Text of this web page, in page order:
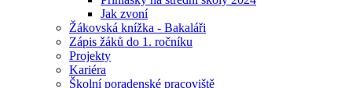
Jak zvoní
Žákovská knížka - Bakaláři
Zápis žáků do 1. ročníku
Projekty
Kariéra
Školní poradenské pracoviště